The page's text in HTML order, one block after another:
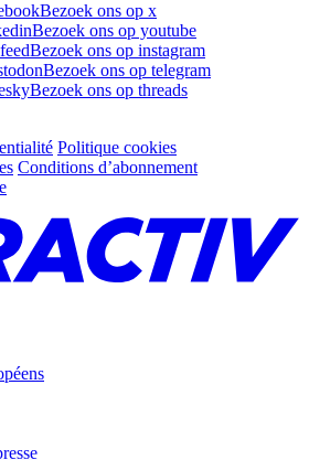
Bezoek ons op x
Bezoek ons op youtube
Bezoek ons op instagram
Bezoek ons op telegram
Bezoek ons op threads
Politique cookies
Conditions d’abonnement